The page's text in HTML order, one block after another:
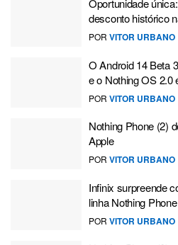
Oportunidade
desconto histórico
POR VITOR URBANO
O Android 14 Beta
e o Nothing OS 2.0
POR VITOR URBANO
Nothing Phone (2)
Apple
POR VITOR URBANO
Infinix surpreende
linha Nothing Phone
POR VITOR URBANO